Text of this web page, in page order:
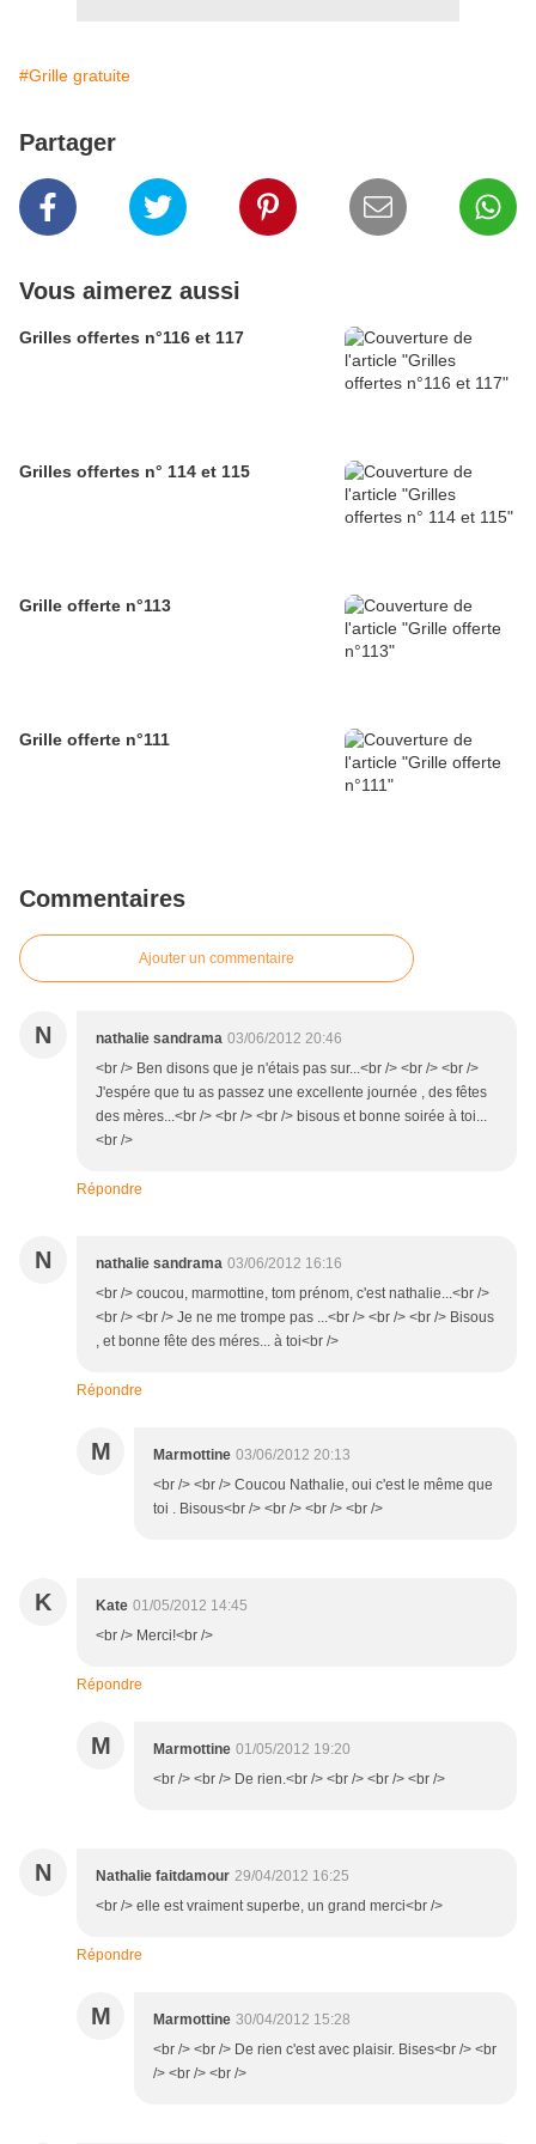
#Grille gratuite
Partager
Vous aimerez aussi
Grilles offertes n°116 et 117
Grilles offertes n° 114 et 115
Grille offerte n°113
Grille offerte n°111
Commentaires
Ajouter un commentaire
N nathalie sandrama 03/06/2012 20:46
<br /> Ben disons que je n'étais pas sur...<br /> <br /> <br />
J'espére que tu as passez une excellente journée , des fêtes
des mères...<br /> <br /> <br /> bisous et bonne soirée à toi...
<br />
Répondre
N nathalie sandrama 03/06/2012 16:16
<br /> coucou, marmottine, tom prénom, c'est nathalie...<br />
<br /> <br /> Je ne me trompe pas ...<br /> <br /> <br /> Bisous
, et bonne fête des méres... à toi<br />
Répondre
M Marmottine 03/06/2012 20:13
<br /> <br /> Coucou Nathalie, oui c'est le même que
toi . Bisous<br /> <br /> <br /> <br />
K Kate 01/05/2012 14:45
<br /> Merci!<br />
Répondre
M Marmottine 01/05/2012 19:20
<br /> <br /> De rien.<br /> <br /> <br /> <br />
N Nathalie faitdamour 29/04/2012 16:25
<br /> elle est vraiment superbe, un grand merci<br />
Répondre
M Marmottine 30/04/2012 15:28
<br /> <br /> De rien c'est avec plaisir. Bises<br /> <br
/> <br /> <br />